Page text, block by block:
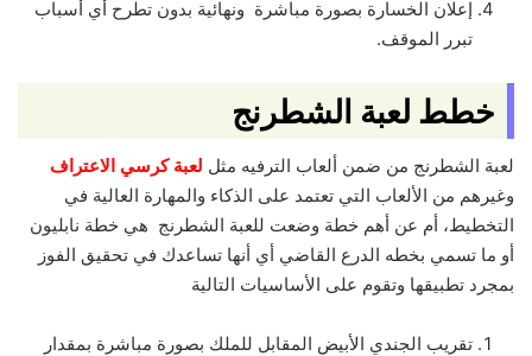
إعلان الخسارة بصورة مباشرة ونهائية بدون تطرح أي أسباب
تبرر الموقف.
خطط لعبة الشطرنج
لعبة الشطرنج من ضمن ألعاب الترفيه مثل لعبة كرسي الاعتراف
وغيرهم من الألعاب التي تعتمد على الذكاء والمهارة العالية في
التخطيط، أم عن أهم خطة وضعت للعبة الشطرنج هي خطة نابليون
أو ما تسمي بخطه الدرع القاضي أي أنها تساعدك في تحقيق الفوز
بمجرد تطبيقها وتقوم على الأساسيات التالية
تقريب الجندي الأبيض المقابل للملك بصورة مباشرة بمقدار